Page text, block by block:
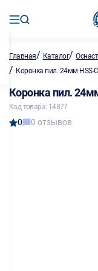
Главная/ Каталог/
/ Коронка пил. 24мм HSS-
Коронка пил.
Код товара: 14877
0 0 отзывов